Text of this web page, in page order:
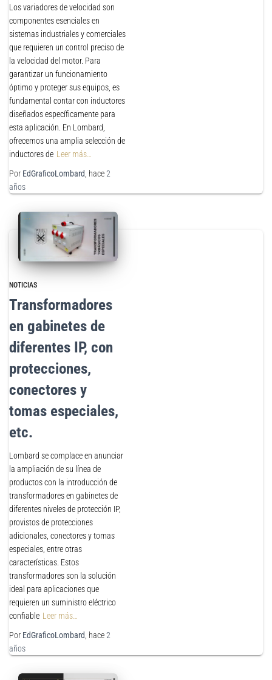
Los variadores de velocidad son
componentes esenciales en
sistemas industriales y comerciales
que requieren un control preciso de
la velocidad del motor. Para
garantizar un funcionamiento
óptimo y proteger sus equipos, es
fundamental contar con inductores
diseñados específicamente para
esta aplicación. En Lombard,
ofrecemos una amplia selección de
inductores de Leer más…
Por EdGraficoLombard , hace2
años
NOTICIAS
Transformadores
en gabinetes de
diferentes IP, con
protecciones,
conectores y
tomas especiales,
etc.
Lombard se complace en anunciar
la ampliación de su línea de
productos con la introducción de
transformadores en gabinetes de
diferentes niveles de protección IP,
provistos de protecciones
adicionales, conectores y tomas
especiales, entre otras
características. Estos
transformadores son la solución
ideal para aplicaciones que
requieren un suministro eléctrico
confiable Leer más…
Por EdGraficoLombard , hace2
años